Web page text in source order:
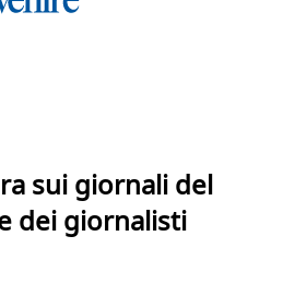
sui giornali del
dei giornalisti